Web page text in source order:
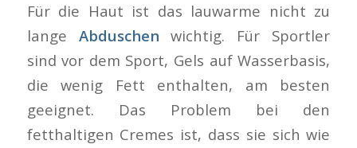
Für die Haut ist das lauwarme nicht zu
lange Abduschen wichtig. Für Sportler
sind vor dem Sport, Gels auf Wasserbasis,
die wenig Fett enthalten, am besten
geeignet. Das Problem bei den
fetthaltigen Cremes ist, dass sie sich wie